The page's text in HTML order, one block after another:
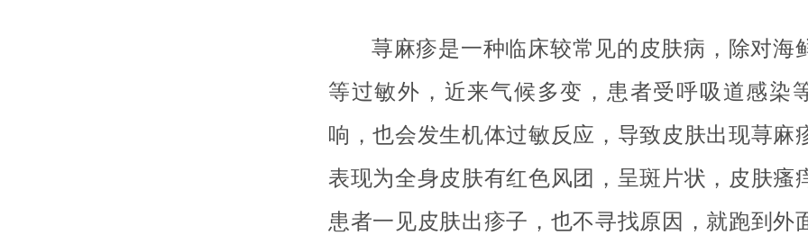
荨麻疹是一种临床较常见的皮肤病，除对海
等过敏外，近来气候多变，患者受呼吸道感染
响，也会发生机体过敏反应，导致皮肤出现荨麻
表现为全身皮肤有红色风团，呈斑片状，皮肤瘙
患者一见皮肤出疹子，也不寻找原因，就跑到外